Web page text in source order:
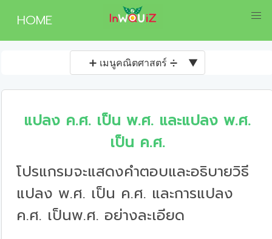
HOME
➕ เมนูคณิตศาสตร์ ➗ ▼
แปลง ค.ศ. เป็น พ.ศ. และแปลง พ.ศ.
เป็น ค.ศ.
โปรแกรมจะแสดงคำตอบและอธิบายวิธี
แปลง พ.ศ. เป็น ค.ศ. และการแปลง
ค.ศ. เป็นพ.ศ. อย่างละเอียด